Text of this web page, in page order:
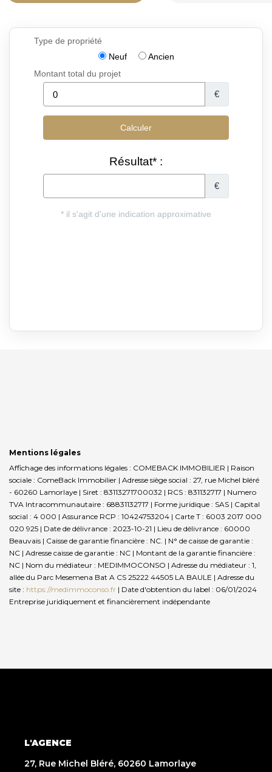
Mentions légales
Affichage des informations légales : COMEBACK IMMOBILIER | Raison
sociale : ComeBack Immobilier | Adresse siège social : 27, rue Michel bléré
- 60260 Lamorlaye | Siret : 83113271700032 | RCS : 831132717 | Numero
TVA Intracommunautaire : 68831132717 | Forme juridique : SAS | Capital
social : 4 000 | Assurance RCP : 10424753204 | Carte T : 6003 2017 000
020 925 | Date de délivrance : 2023-10-21 | Lieu de délivrance : 60000
Beauvais | Caisse de garantie financière : NC. | N° de caisse de garantie :
NC | Adresse caisse de garantie : NC | Montant de la garantie financière :
NC | Nom du médiateur : MEDIMMOCONSO | Adresse du médiateur : 1,
allée du Parc Mesemena Bat A CS 25222 44505 LA BAULE | Adresse du
site : https://medimmoconso.fr | Date d'obtention du label : 06/01/2024
Entreprise juridiquement et financièrement indépendante
L'AGENCE
27, Rue Michel Bléré, 60260 Lamorlaye